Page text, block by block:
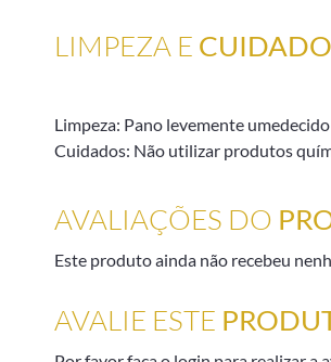
LIMPEZA E
Limpeza: Pano levemente
Cuidados: Não utilizar produtos
AVALIAÇÕES DO
Este produto ainda não recebeu
AVALIE ESTE